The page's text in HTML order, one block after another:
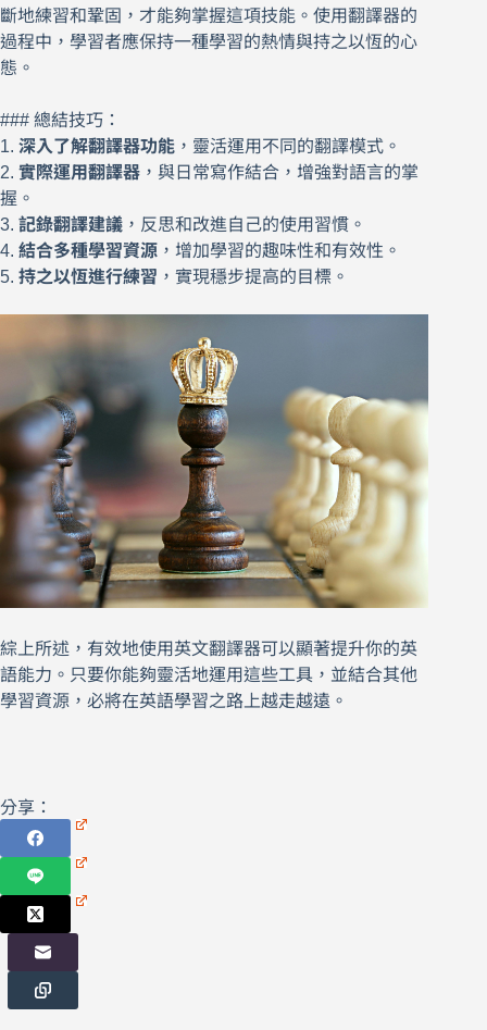
斷地練習和鞏固，才能夠掌握這項技能。使用翻譯器的
過程中，學習者應保持一種學習的熱情與持之以恆的心
態。
### 總結技巧：
1. 深入了解翻譯器功能 ，靈活運用不同的翻譯模式。
2. 實際運用翻譯器 ，與日常寫作結合，增強對語言的掌
握。
3. 記錄翻譯建議 ，反思和改進自己的使用習慣。
4. 結合多種學習資源 ，增加學習的趣味性和有效性。
5. 持之以恆進行練習 ，實現穩步提高的目標。
綜上所述，有效地使用英文翻譯器可以顯著提升你的英
語能力。只要你能夠靈活地運用這些工具，並結合其他
學習資源，必將在英語學習之路上越走越遠。
分享：